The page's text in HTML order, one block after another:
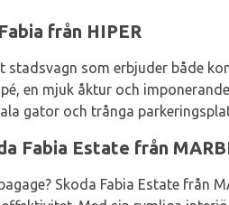
från HIPER
stadsvagn som erbjuder både
en mjuk åktur och
gator och trånga
Fabia Estate från
Skoda Fabia Estate från